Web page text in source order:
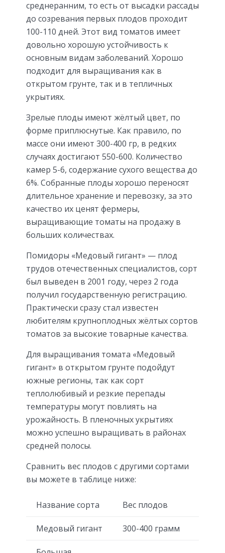
среднеранним, то есть от высадки рассады
до созревания первых плодов проходит
100-110 дней. Этот вид томатов имеет
довольно хорошую устойчивость к
основным видам заболеваний. Хорошо
подходит для выращивания как в
открытом грунте, так и в тепличных
укрытиях.
Зрелые плоды имеют жёлтый цвет, по
форме приплюснутые. Как правило, по
массе они имеют 300-400 гр, в редких
случаях достигают 550-600. Количество
камер 5-6, содержание сухого вещества до
6%. Собранные плоды хорошо переносят
длительное хранение и перевозку, за это
качество их ценят фермеры,
выращивающие томаты на продажу в
больших количествах.
Помидоры «Медовый гигант» — плод
трудов отечественных специалистов, сорт
был выведен в 2001 году, через 2 года
получил государственную регистрацию.
Практически сразу стал известен
любителям крупноплодных жёлтых сортов
томатов за высокие товарные качества.
Для выращивания томата «Медовый
гигант» в открытом грунте подойдут
южные регионы, так как сорт
теплолюбивый и резкие перепады
температуры могут повлиять на
урожайность. В пленочных укрытиях
можно успешно выращивать в районах
средней полосы.
Сравнить вес плодов с другими сортами
вы можете в таблице ниже:
Название сорта Вес плодов
Медовый гигант 300-400 грамм